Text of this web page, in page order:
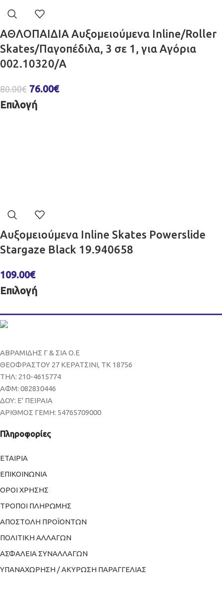
ΑΘΛΟΠΑΙΔΙΑ Αυξομειούμενα Inline/Roller
Skates/Παγοπέδιλα, 3 σε 1, για Αγόρια
002.10320/A
80.00€ 76.00€
Επιλογή
Αυξομειούμενα Inline Skates Powerslide
Stargaze Black 19.940658
109.00€
Επιλογή
ΑΒΡΑΜΙΔΗΣ Γ & ΣΙΑ Ο.Ε
ΘΕΟΦΡΑΣΤΟΥ 27 ΚΕΡΑΤΣΙΝΙ, ΤΚ 18756
ΤΗΛ: 210-4615774
ΑΦΜ: 082830446
ΔΟΥ: Ε' ΠΕΙΡΑΙΑ
ΑΡΙΘΜΟΣ ΓΕΜΗ: 54765709000
Πληροφορίες
ΕΤΑΙΡΙΑ
ΕΠΙΚΟΙΝΩΝΙΑ
ΟΡΟΙ ΧΡΗΣΗΣ
ΤΡΟΠΟΙ ΠΛΗΡΩΜΗΣ
ΑΠΟΣΤΟΛΗ ΠΡΟΪΟΝΤΩΝ
ΠΟΛΙΤΙΚΗ ΑΛΛΑΓΩΝ
ΑΣΦΑΛΕΙΑ ΣΥΝΑΛΛΑΓΩΝ
ΥΠΑΝΑΧΩΡΗΣΗ / ΑΚΥΡΩΣΗ ΠΑΡΑΓΓΕΛΙΑΣ